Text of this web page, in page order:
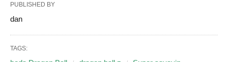
PUBLISHED BY
dan
TAGS: